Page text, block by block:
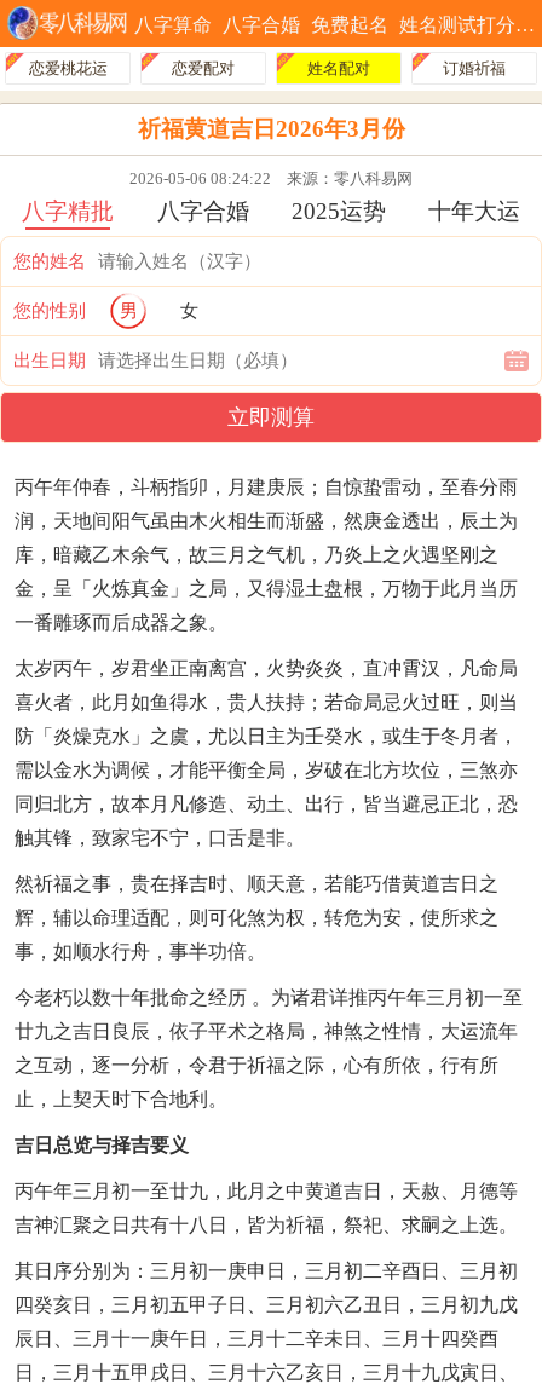
八字算命 八字合婚 免费起名 姓名测试打分
恋爱桃花运 恋爱配对 姓名配对 订婚祈福
祈福黄道吉日2026年3月份
2026-05-06 08:24:22 来源：零八科易网
八字精批 八字合婚 2025运势 十年大运
您的姓名
您的性别 男 女
出生日期
立即测算
丙午年仲春，斗柄指卯，月建庚辰；自惊蛰雷动，至春分雨
润，天地间阳气虽由木火相生而渐盛，然庚金透出，辰土为
库，暗藏乙木余气，故三月之气机，乃炎上之火遇坚刚之
金，呈「火炼真金」之局，又得湿土盘根，万物于此月当历
一番雕琢而后成器之象。
太岁丙午，岁君坐正南离宫，火势炎炎，直冲霄汉，凡命局
喜火者，此月如鱼得水，贵人扶持；若命局忌火过旺，则当
防「炎燥克水」之虞，尤以日主为壬癸水，或生于冬月者，
需以金水为调候，才能平衡全局，岁破在北方坎位，三煞亦
同归北方，故本月凡修造、动土、出行，皆当避忌正北，恐
触其锋，致家宅不宁，口舌是非。
然祈福之事，贵在择吉时、顺天意，若能巧借黄道吉日之
辉，辅以命理适配，则可化煞为权，转危为安，使所求之
事，如顺水行舟，事半功倍。
今老朽以数十年批命之经历 。为诸君详推丙午年三月初一至
廿九之吉日良辰，依子平术之格局，神煞之性情，大运流年
之互动，逐一分析，令君于祈福之际，心有所依，行有所
止，上契天时下合地利。
吉日总览与择吉要义
丙午年三月初一至廿九，此月之中黄道吉日，天赦、月德等
吉神汇聚之日共有十八日，皆为祈福，祭祀、求嗣之上选。
其日序分别为：三月初一庚申日，三月初二辛酉日、三月初
四癸亥日，三月初五甲子日、三月初六乙丑日，三月初九戊
辰日、三月十一庚午日，三月十二辛未日、三月十四癸酉
日，三月十五甲戌日、三月十六乙亥日，三月十九戊寅日、